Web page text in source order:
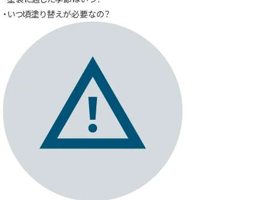
・いつ頃塗り替えが必要なの？